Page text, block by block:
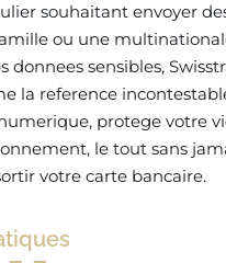
souhaitant envoyer
ou une
donnees sensibles,
la reference
protege votre
le tout sans
votre carte bancaire.